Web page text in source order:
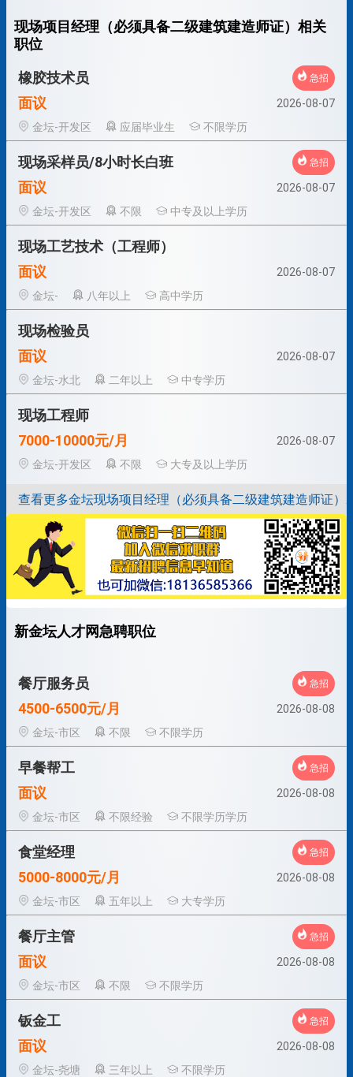
现场项目经理（必须具备二级建筑建造师证）相关
职位
橡胶技术员 急招
面议
2026-08-07
金坛-开发区
应届毕业生 不限学历
现场采样员/8小时长白班 急招
面议
2026-08-07
金坛-开发区
不限 中专及以上学历
现场工艺技术（工程师）
面议
2026-08-07
金坛-
八年以上 高中学历
现场检验员
面议
2026-08-07
金坛-水北
二年以上 中专学历
现场工程师
7000-10000元/月
2026-08-07
金坛-开发区
不限 大专及以上学历
查看更多金坛现场项目经理（必须具备二级建筑建造师证）招聘信息
新金坛人才网急聘职位
餐厅服务员 急招
4500-6500元/月
2026-08-08
金坛-市区
不限 不限学历
早餐帮工 急招
面议
2026-08-08
金坛-市区
不限经验 不限学历学历
食堂经理 急招
5000-8000元/月
2026-08-08
金坛-市区
五年以上 大专学历
餐厅主管 急招
面议
2026-08-08
金坛-市区
不限 不限学历
钣金工 急招
面议
2026-08-08
金坛-尧塘
三年以上 不限学历